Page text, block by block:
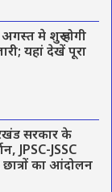
मे शुरू होगी
यहां देखें पूरा
सरकार के
JPSC-JSSC
छात्रों का आंदोलन